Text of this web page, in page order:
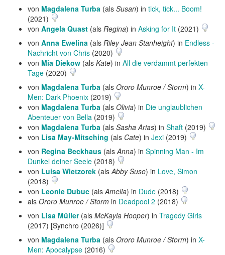
von Magdalena Turba (als Susan) in tick, tick... Boom!
(2021)
von Angela Quast (als Regina) in Asking for It (2021)
von Anna Ewelina (als Riley Jean Stanheight) in Endless -
Nachricht von Chris (2020)
von Mia Diekow (als Kate) in All die verdammt perfekten
Tage (2020)
von Magdalena Turba (als Ororo Munroe / Storm) in X-
Men: Dark Phoenix (2019)
von Magdalena Turba (als Olivia) in Die unglaublichen
Abenteuer von Bella (2019)
von Magdalena Turba (als Sasha Arias) in Shaft (2019)
von Lisa May-Mitsching (als Cate) in Jexi (2019)
von Regina Beckhaus (alsAnna) in Spinning Man - Im
Dunkel deiner Seele (2018)
von Luisa Wietzorek (alsAbby Suso) in Love, Simon
(2018)
von Leonie Dubuc (alsAmelia) in Dude (2018)
als Ororo Munroe / Storm in Deadpool 2 (2018)
von Lisa Müller(als McKayla Hooper) in Tragedy Girls
(2017) [Synchro (2026)]
von Magdalena Turba (als Ororo Munroe / Storm) in X-
Men: Apocalypse (2016)